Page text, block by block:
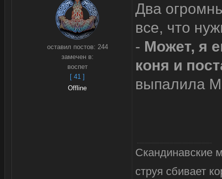
оставил постов: 244
замечен в:
воспет
[ 41 ]
Offline
Два
все, что
- Может, я
коня и
выпалила
Скандинавские
струя сбивает